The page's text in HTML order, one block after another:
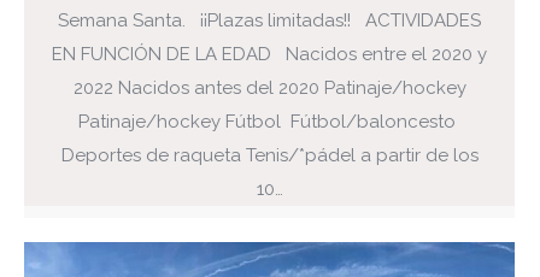
Semana Santa. ¡¡Plazas limitadas!! ACTIVIDADES
EN FUNCIÓN DE LA EDAD Nacidos entre el 2020 y
2022 Nacidos antes del 2020 Patinaje/hockey
Patinaje/hockey Fútbol Fútbol/baloncesto
Deportes de raqueta Tenis/*pádel a partir de los
10…